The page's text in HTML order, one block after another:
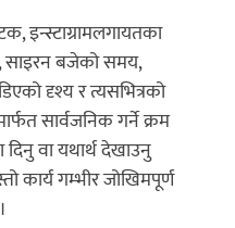
साइरन बजेको समय,
दृश्य र त्यसभित्रको
सार्वजनिक गर्ने क्रम
वा यथार्थ देखाउनु
कार्य गम्भीर जोखिमपूर्ण